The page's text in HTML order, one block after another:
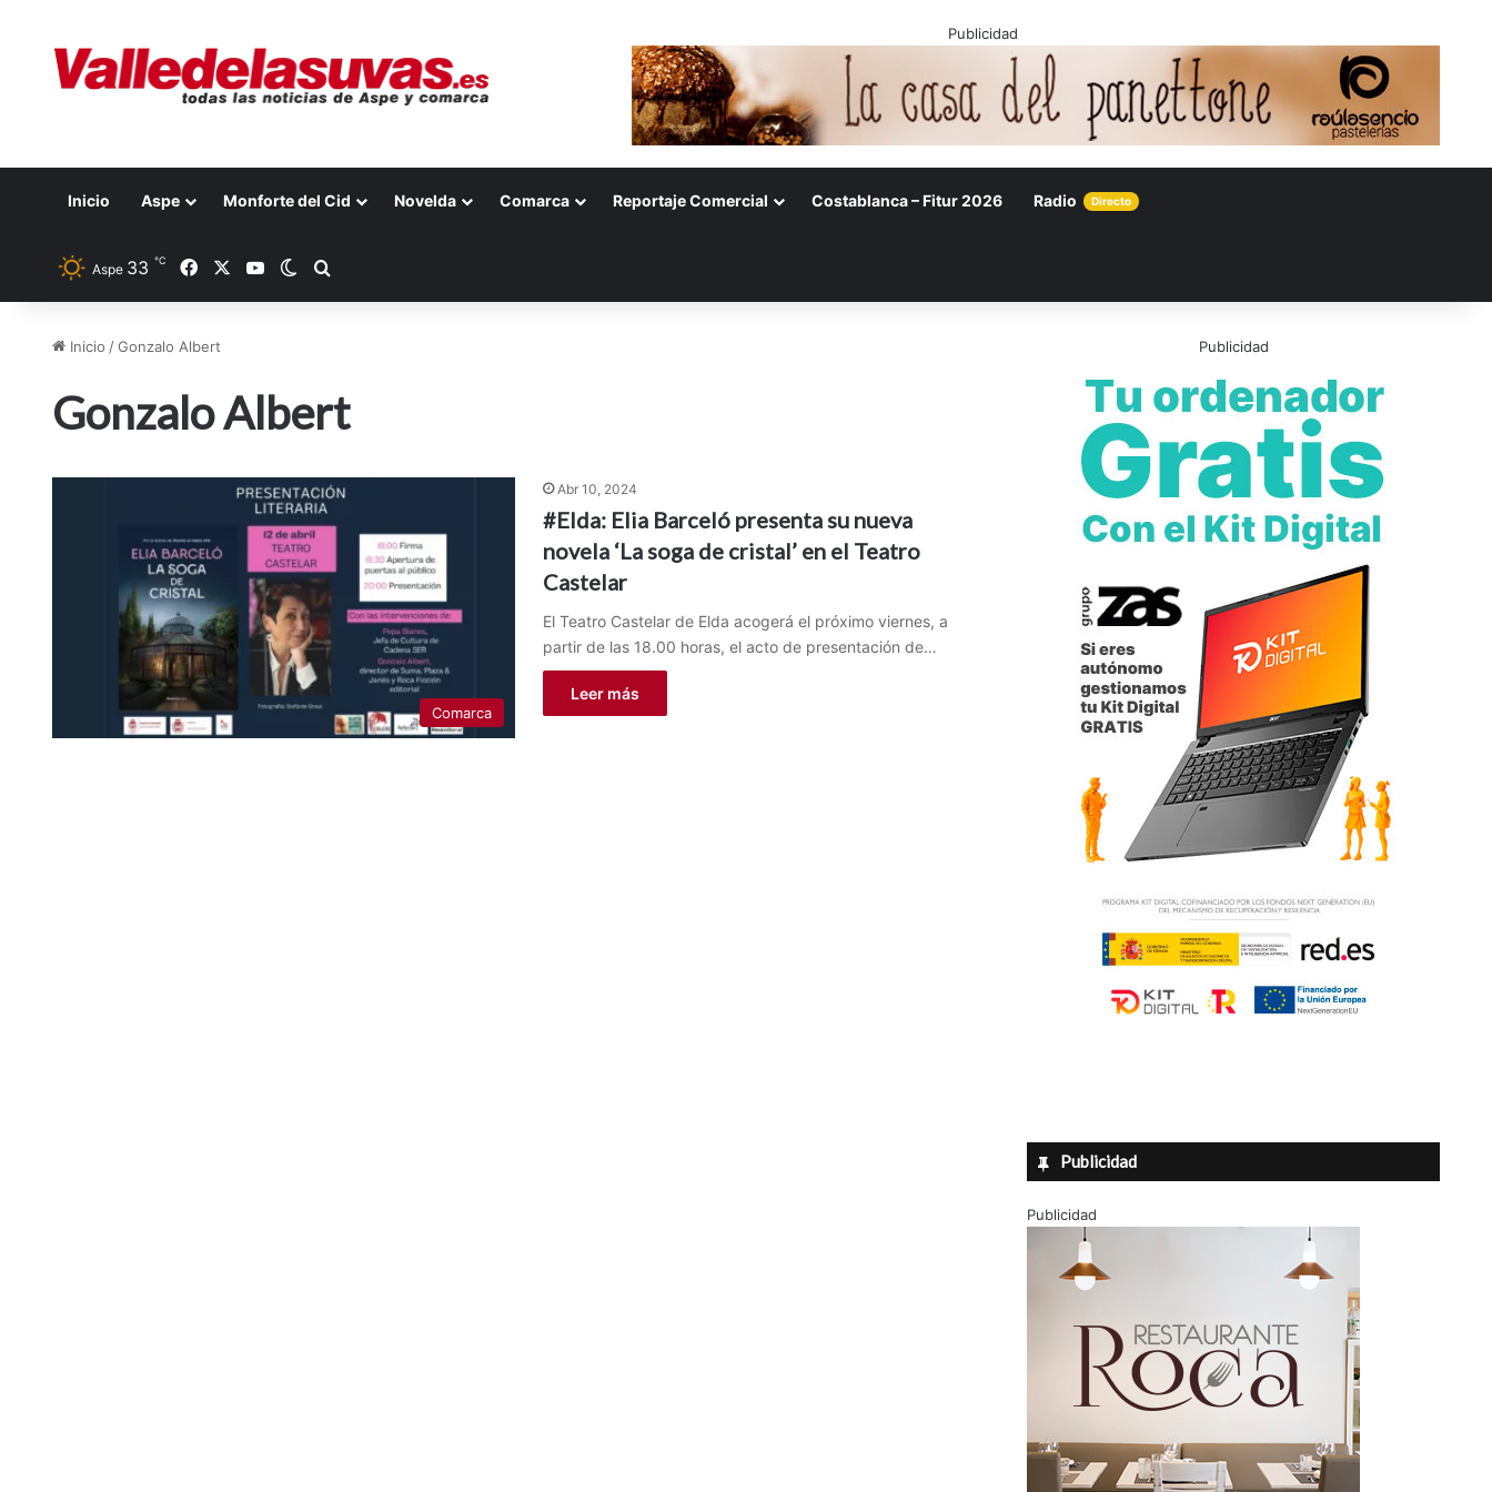
Publicidad
Inicio Aspe Monforte del Cid Novelda Comarca Reportaje Comercial Costablanca – Fitur 2026 Radio Directo
Aspe 33 ℃ FacebookYouTubeSwitch skin
Inicio /Gonzalo Albert
Gonzalo Albert
Comarca
Abr 10, 2024
#Elda: Elia Barceló presenta su nueva
novela ‘La soga de cristal’ en el Teatro
Castelar
El Teatro Castelar de Elda acogerá el próximo viernes, a
partir de las 18.00 horas, el acto de presentación de…
Leer más
Publicidad
Publicidad
Publicidad